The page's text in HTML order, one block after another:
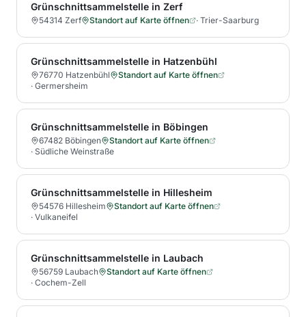
Grünschnittsammelstelle in Zerf
54314 Zerf Standort auf Karte öffnen · Trier-Saarburg
Grünschnittsammelstelle in Hatzenbühl
76770 Hatzenbühl
Standort auf Karte öffnen
· Germersheim
Grünschnittsammelstelle in Böbingen
67482 Böbingen
Standort auf Karte öffnen
· Südliche Weinstraße
Grünschnittsammelstelle in Hillesheim
54576 Hillesheim
Standort auf Karte öffnen
· Vulkaneifel
Grünschnittsammelstelle in Laubach
56759 Laubach
Standort auf Karte öffnen
· Cochem-Zell